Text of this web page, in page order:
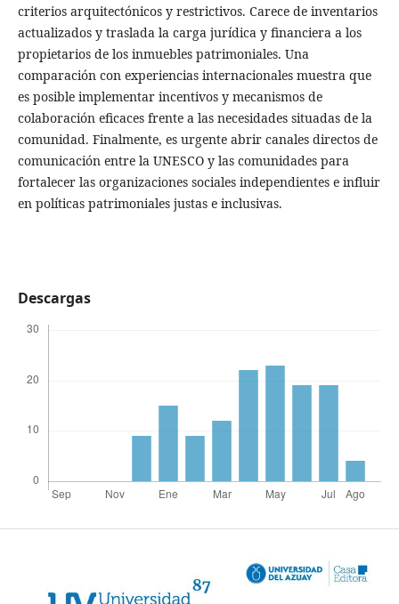
criterios arquitectónicos y restrictivos. Carece de inventarios
actualizados y traslada la carga jurídica y financiera a los
propietarios de los inmuebles patrimoniales. Una
comparación con experiencias internacionales muestra que
es posible implementar incentivos y mecanismos de
colaboración eficaces frente a las necesidades situadas de la
comunidad. Finalmente, es urgente abrir canales directos de
comunicación entre la UNESCO y las comunidades para
fortalecer las organizaciones sociales independientes e influir
en políticas patrimoniales justas e inclusivas.
Descargas